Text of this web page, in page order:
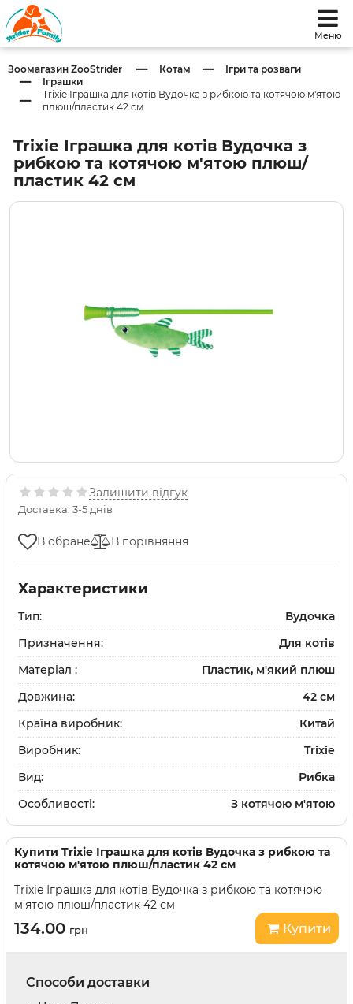
Меню
Зоомагазин ZooStrider Котам
Ігри та розваги
Іграшки
Trixie Іграшка для котів Вудочка з рибкою та котячою м'ятою
плюш/пластик 42 см
Trixie Іграшка для котів Вудочка з
рибкою та котячою м'ятою плюш/
пластик 42 см
Залишити відгук
Доставка: 3-5 днів
В обране В порівняння
Характеристики
Тип:
Вудочка
Призначення:
Для котів
Матеріал :
Пластик, м'який плюш
Довжина:
42 см
Країна виробник:
Китай
Виробник:
Trixie
Вид:
Рибка
Особливості:
З котячою м'ятою
Купити Trixie Іграшка для котів Вудочка з рибкою та
котячою м'ятою плюш/пластик 42 см
Trixie Іграшка для котів Вудочка з рибкою та котячою
м'ятою плюш/пластик 42 см
134.00 грн Купити
Способи доставки